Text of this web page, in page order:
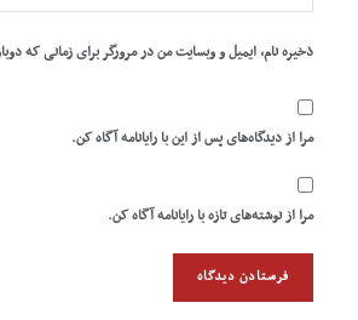
ذخیره نام، ایمیل و وبسایت من در مرورگر برای زمانی که
مرا از دیدگاه‌های پس از این با رایانامه آگاه کن.
مرا از نوشته‌های تازه با رایانامه آگاه کن.